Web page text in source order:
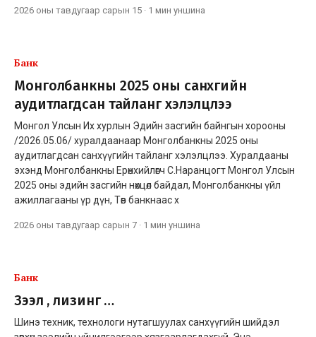
2026 оны тавдугаар сарын 15 · 1 мин уншина
Банк
Монголбанкны 2025 оны санхүүгийн
аудитлагдсан тайланг хэлэлцлээ
Монгол Улсын Их хурлын Эдийн засгийн байнгын хорооны
/2026.05.06/ хуралдаанаар Монголбанкны 2025 оны
аудитлагдсан санхүүгийн тайланг хэлэлцлээ. Хуралдааны
эхэнд Монголбанкны Ерөнхийлөгч С.Наранцогт Монгол Улсын
2025 оны эдийн засгийн нөхцөл байдал, Монголбанкны үйл
ажиллагааны үр дүн, Төв банкнаас х
2026 оны тавдугаар сарын 7 · 1 мин уншина
Банк
Зээл үү, лизинг үү…
Шинэ техник, технологи нутагшуулах санхүүгийн шийдэл